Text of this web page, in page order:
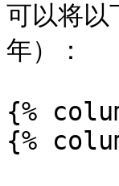
可以将
年）：
{%
{%